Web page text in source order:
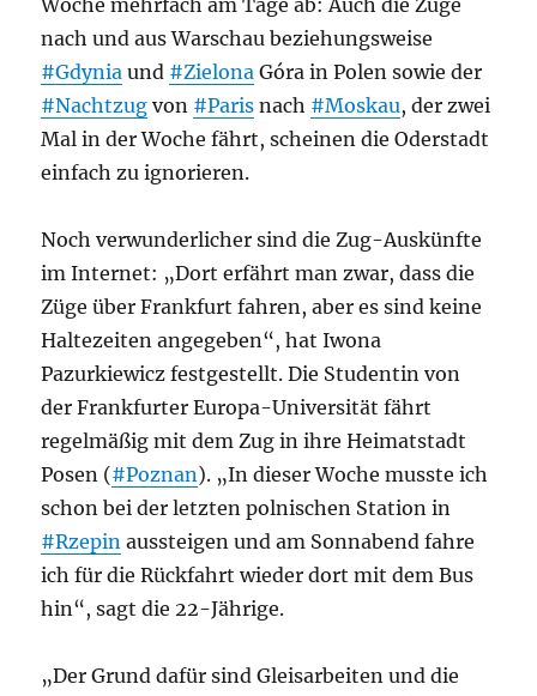
Woche mehrfach am Tage ab: Auch die Züge
nach und aus Warschau beziehungsweise
#Gdynia und #Zielona Góra in Polen sowie der
#Nachtzug von #Paris nach #Moskau, der zwei
Mal in der Woche fährt, scheinen die Oderstadt
einfach zu ignorieren.
Noch verwunderlicher sind die Zug-Auskünfte
im Internet: „Dort erfährt man zwar, dass die
Züge über Frankfurt fahren, aber es sind keine
Haltezeiten angegeben“, hat Iwona
Pazurkiewicz festgestellt. Die Studentin von
der Frankfurter Europa-Universität fährt
regelmäßig mit dem Zug in ihre Heimatstadt
Posen (#Poznan). „In dieser Woche musste ich
schon bei der letzten polnischen Station in
#Rzepin aussteigen und am Sonnabend fahre
ich für die Rückfahrt wieder dort mit dem Bus
hin“, sagt die 22-Jährige.
„Der Grund dafür sind Gleisarbeiten und die